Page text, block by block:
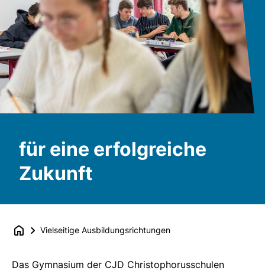
für eine erfolgreiche
Zukunft
Vielseitige Ausbildungsrichtungen
Das Gymnasium der CJD Christophorusschulen